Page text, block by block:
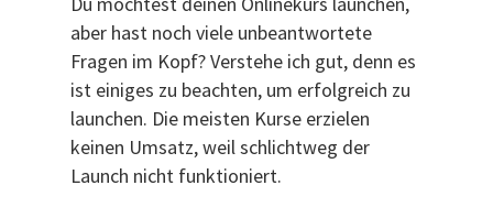
aber hast noch viele unbeantwortete
Fragen im Kopf? Verstehe ich gut, denn es
ist einiges zu beachten, um erfolgreich zu
launchen. Die meisten Kurse erzielen
keinen Umsatz, weil schlichtweg der
Launch nicht funktioniert.